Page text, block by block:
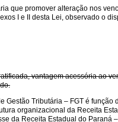
que promover alteração nos
I e II desta Lei, observado o
vantagem acessória ao
Gestão Tributária – FGT é
organizacional da Receita
da Receita Estadual do Paraná